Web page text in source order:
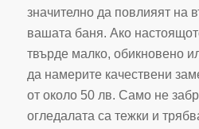
значително да повлияят на
вашата баня. Ако
твърде малко, обикновено
да намерите качествени
от около 50 лв. Само не
огледалата са тежки и